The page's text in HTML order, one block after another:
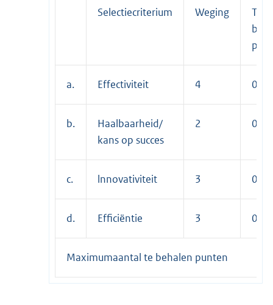
Selectiecriterium Weging
Te
a. Effectiviteit 4 0-5
b.
Haalbaarheid/
kans op succes
2 0-5
c. lnnovativiteit 3 0-5
d. Efficiëntie 3 0-5
Maximumaantal te behalen punten